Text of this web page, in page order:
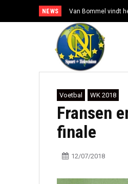
NEWS Van Bommel vindt
Voetbal WK 2018
Fransen
finale
12/07/2018